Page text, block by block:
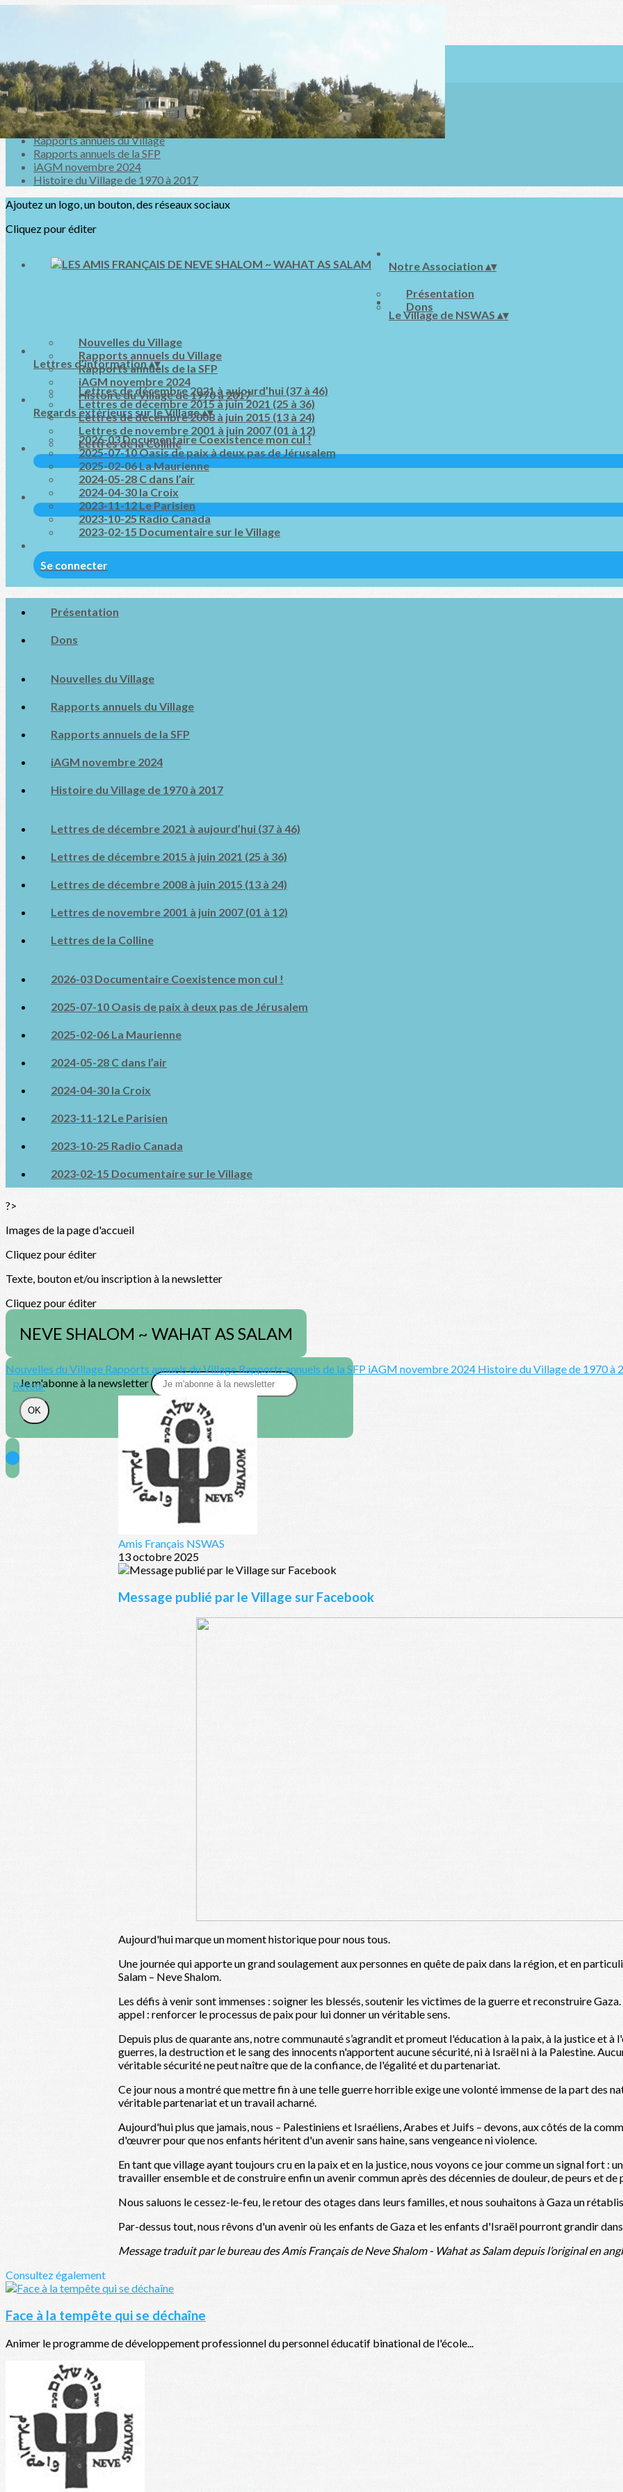
Menu
<
>
Nouvelles du Village
Rapports annuels du Village
Rapports annuels de la SFP
iAGM novembre 2024
Histoire du Village de 1970 à 2017
Ajoutez un logo, un bouton, des réseaux sociaux
Cliquez pour éditer
Notre Association ▴▾
Présentation
Dons
Le Village de NSWAS ▴▾
Nouvelles du Village
Rapports annuels du Village
Rapports annuels de la SFP
iAGM novembre 2024
Histoire du Village de 1970 à 2017
Lettres d’information▴▾
Lettres de décembre 2021 à aujourd’hui (37 à 46)
Lettres de décembre 2015 à juin 2021 (25 à 36)
Lettres de décembre 2008 à juin 2015 (13 à 24)
Lettres de novembre 2001 à juin 2007 (01 à 12)
Lettres de la Colline
Regards extérieurs sur le Village▴▾
2026-03 Documentaire Coexistence mon cul !
2025-07-10 Oasis de paix à deux pas de Jérusalem
2025-02-06 La Maurienne
2024-05-28 C dans l’air
2024-04-30 la Croix
2023-11-12 Le Parisien
2023-10-25 Radio Canada
2023-02-15 Documentaire sur le Village
Se connecter
Présentation
Dons
Nouvelles du Village
Rapports annuels du Village
Rapports annuels de la SFP
iAGM novembre 2024
Histoire du Village de 1970 à 2017
Lettres de décembre 2021 à aujourd’hui (37 à 46)
Lettres de décembre 2015 à juin 2021 (25 à 36)
Lettres de décembre 2008 à juin 2015 (13 à 24)
Lettres de novembre 2001 à juin 2007 (01 à 12)
Lettres de la Colline
2026-03 Documentaire Coexistence mon cul !
2025-07-10 Oasis de paix à deux pas de Jérusalem
2025-02-06 La Maurienne
2024-05-28 C dans l’air
2024-04-30 la Croix
2023-11-12 Le Parisien
2023-10-25 Radio Canada
2023-02-15 Documentaire sur le Village
?>
Images de la page d'accueil
Cliquez pour éditer
Texte, bouton et/ou inscription à la newsletter
Cliquez pour éditer
NEVE SHALOM ~ WAHAT AS SALAM
Je m'abonne à la newsletter
OK
Nouvelles du Village Rapports annuels du VillageRapports annuels de la SFP iAGM novembre 2024 Histoire du Village de 1970 à
Retour
Amis Français NSWAS
13 octobre 2025
Message publié par le Village sur Facebook
Aujourd'hui marque un moment historique pour nous tous.
Une journée qui apporte un grand soulagement aux personnes en quête de paix dans la région, et en
Salam – Neve Shalom.
Les défis à venir sont immenses : soigner les blessés, soutenir les victimes de la guerre et reconstruire
appel : renforcer le processus de paix pour lui donner un véritable sens.
Depuis plus de quarante ans, notre communauté s’agrandit et promeut l'éducation à la paix, à la justice et à
guerres, la destruction et le sang des innocents n'apportent aucune sécurité, ni à Israël ni à la Palestine.
véritable sécurité ne peut naître que de la confiance, de l'égalité et du partenariat.
Ce jour nous a montré que mettre fin à une telle guerre horrible exige une volonté immense de la part des
véritable partenariat et un travail acharné.
Aujourd'hui plus que jamais, nous – Palestiniens et Israéliens, Arabes et Juifs – devons, aux côtés de la
d'œuvrer pour que nos enfants héritent d'un avenir sans haine, sans vengeance ni violence.
En tant que village ayant toujours cru en la paix et en la justice, nous voyons ce jour comme un signal fort :
travailler ensemble et de construire enfin un avenir commun après des décennies de douleur, de peurs et de
Nous saluons le cessez-le-feu, le retour des otages dans leurs familles, et nous souhaitons à Gaza un
Par-dessus tout, nous rêvons d'un avenir où les enfants de Gaza et les enfants d'Israël pourront grandir
Message traduit par le bureau des Amis Français de Neve Shalom - Wahat as Salam depuis l’original en
Consultez également
Face à la tempête qui se déchaîne
Animer le programme de développement professionnel du personnel éducatif binational de l'école...